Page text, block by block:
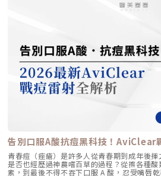
學與辰美學的理念不謀而合：我們不希望客
未來的日子裡，依然保有那份緊緻、透亮的
來遮蓋疲態，因為最美的底妝，就是妳健康
「由內而外」的重塑感，歡迎來到辰美學，
處方箋。「詳細內容請詳見辰美學官網」
個人體質而異） 值得一提的是，它不像音波拉提需要靠機器操作、產生熱
能導致術後紅腫，也不會像玻尿酸填充容易
「智慧型保養」，漸進式修復你的肌膚底層架
Profhilo不僅適合輕熟女族群，也非常適合希
人。尤其推薦給以下族群： 面臨初老症狀者
紋、輕微鬆弛，以及肌膚彈性下降、缺乏緊
乾燥、毛孔粗大、膚色不均或膚質粗糙，希
的人。 追求自然效果者： 不希望外觀有大幅
的方式讓自己看起來更年輕、更有氣色。 對
能量儀器等療程反應較大，或希望尋找一種
忙碌但仍想維持好氣色的族群非常友善。璞菲
建議以三次療程為一完整週期，前兩次治療
4至6個月後進行。必要時，醫師會根據患者
強治療，以達到最佳效果。大部分患者在首次
跟病患分享一個觀念：音波拉提不是「能量
對的地方」。每個人的皮膚厚度、皮下脂肪分
度，甚至是神經血管的走勢都完全不同。即
右側的組織密度也存在差異。傳統的音波療
憑藉經驗去推測深度，這就像是在迷霧中航
1.1 精準醫療的「透視眼」最新的Ultherapy
級版 DeepSEE® 即時影像技術。在施打的每
清螢幕清晰地看見病患當下的組織層級。這
幅降低因能量落點錯誤導致的劇痛或副作用。
保每一發熱凝結點都精確落在支撐輪廓的關
度：防止因貼合不全導致的表皮燙傷。二、
「拉提」還是「緊緻」？很多客人到診間會
通常會先進行細緻的觸診與影像觀察，因為
果診斷錯誤，治療效果就會大打折扣。我將
並給予不同的客製化建議：2.1 筋膜鬆弛型（
墜。這類問題的根源在於 SMAS 筋膜層失去
4.5mm 的聚焦能量，從地基進行「拉提」。
如果妳覺得臉部皮膚軟爛、毛孔粗大、布滿
流失。此時我會建議以「無雙電波」或「鳳
緻」，若能搭配美音二代 1.5mm 或 3.0mm
告別口服A酸抗痘黑科技！AviClear
青春痘（痤瘡）是許多人從青春期到成年後
是否也經歷過神農嚐百草的過程？從擦各種
素，到最後不得不吞下口服 A 酸，忍受嘴唇